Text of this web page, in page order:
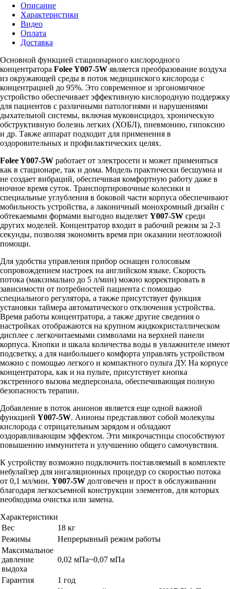
Описание
Характеристики
Видео
Оплата
Доставка
Основной функцией стационарного кислородного
концентратора Folee Y007-5W является преобразование воздуха
из окружающей среды в поток медицинского кислорода с
концентрацией до 95%. Это современное и эргономичное
устройство обеспечивает эффективную кислородную поддержку
для пациентов с различными патологиями и нарушениями
дыхательной системы, включая муковисцидоз, хроническую
обструктивную болезнь легких (ХОБЛ), пневмонию, гипоксию
и др. Также аппарат подходит для применения в
оздоровительных и профилактических целях.
Folee Y007-5W работает от электросети и может применяться
как в стационаре, так и дома. Модель практически бесшумна и
не создает вибраций, обеспечивая комфортную работу даже в
ночное время суток. Транспортировочные колесики и
специальные углубления в боковой части корпуса обеспечивают
мобильность устройства, а лаконичный монохромный дизайн с
обтекаемыми формами выгодно выделяет Y007-5W среди
других моделей. Концентратор входит в рабочий режим за 2-3
секунды, позволяя экономить время при оказании неотложной
помощи.
Для удобства управления прибор оснащен голосовым
сопровождением настроек на английском языке. Скорость
потока (максимально до 5 л/мин) можно корректировать в
зависимости от потребностей пациента с помощью
специального регулятора, а также присутствует функция
установки таймера автоматического отключения устройства.
Время работы концентратора, а также другие сведения о
настройках отображаются на крупном жидкокристаллическом
дисплее с легкочитаемыми символами на верхней панели
корпуса. Кнопки и шкала количества воды в увлажнителе имеют
подсветку, а для наибольшего комфорта управлять устройством
можно с помощью легкого и компактного пульта ДУ. На корпусе
концентратора, как и на пульте, присутствует кнопка
экстренного вызова медперсонала, обеспечивающая полную
безопасность терапии.
Добавление в поток анионов является еще одной важной
функцией Y007-5W. Анионы представляют собой молекулы
кислорода с отрицательным зарядом и обладают
оздоравливающим эффектом. Эти микрочастицы способствуют
повышению иммунитета и улучшению общего самочувствия.
К устройству возможно подключить поставляемый в комплекте
небулайзер для ингаляционных процедур со скоростью потока
от 0,1 мл/мин. Y007-5W долговечен и прост в обслуживании
благодаря легкосъемной конструкции элементов, для которых
необходима очистка или замена.
Характеристики
Вес
18 кг
Режимы
Непрерывный режим работы
Максимальное
давление
выдоха
0,02 мПа~0,07 мПа
Гарантия
1 год